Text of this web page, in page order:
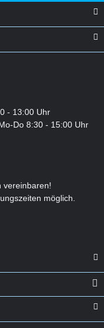
- 13:00 Uhr
Do 8:30 - 15:00 Uhr
vereinbaren!
möglich.